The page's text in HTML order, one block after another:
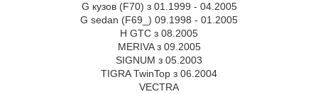
G кузов (F70) з 01.1999 - 04.2005
G sedan (F69_) 09.1998 - 01.2005
H GTC з 08.2005
MERIVA з 09.2005
SIGNUM з 05.2003
TIGRA TwinTop з 06.2004
VECTRA